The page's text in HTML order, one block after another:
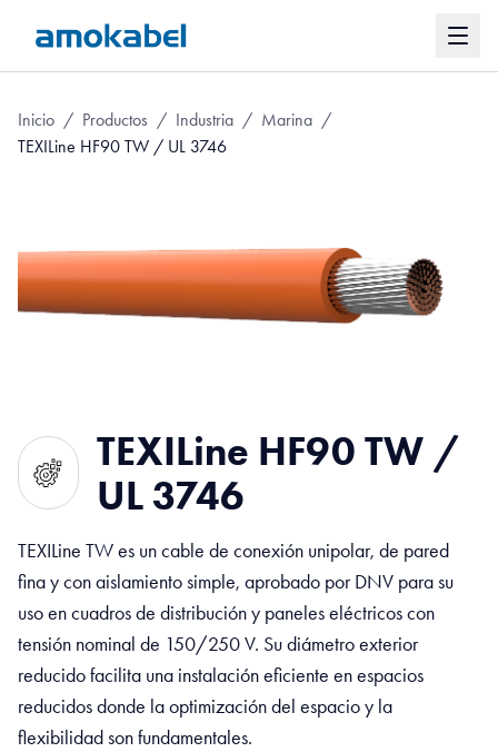
Inicio / Productos / Industria / Marina /
TEXILine HF90 TW / UL 3746
TEXILine HF90 TW /
UL 3746
TEXILine TW es un cable de conexión unipolar, de pared
fina y con aislamiento simple, aprobado por DNV para su
uso en cuadros de distribución y paneles eléctricos con
tensión nominal de 150/250 V. Su diámetro exterior
reducido facilita una instalación eficiente en espacios
reducidos donde la optimización del espacio y la
flexibilidad son fundamentales.